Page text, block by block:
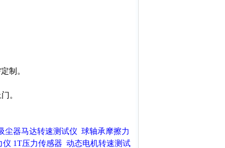
制。
。
尘器马达转速测试仪 球轴承摩擦力
仪 1T压力传感器 动态电机转速测试